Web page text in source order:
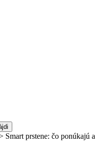
Smart prstene: čo ponúkajú a